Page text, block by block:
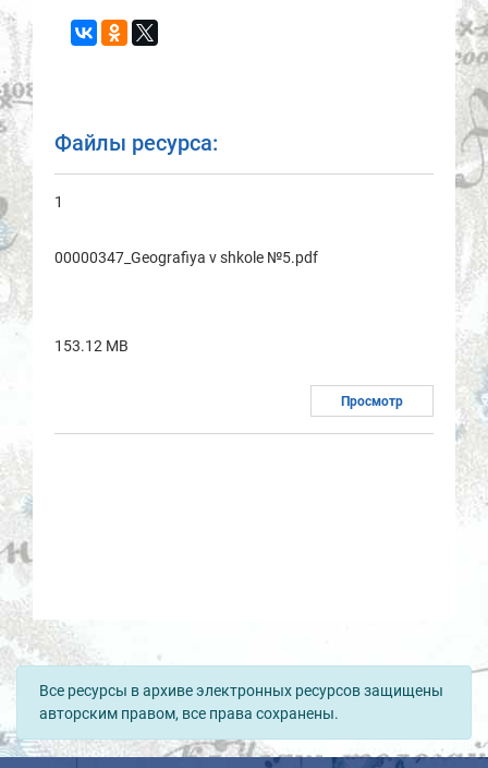
Файлы ресурса:
1
00000347_Geogrаfiya v shkole №5.pdf
153.12 MB
Просмотр
Все ресурсы в архиве электронных ресурсов защищены
авторским правом, все права сохранены.